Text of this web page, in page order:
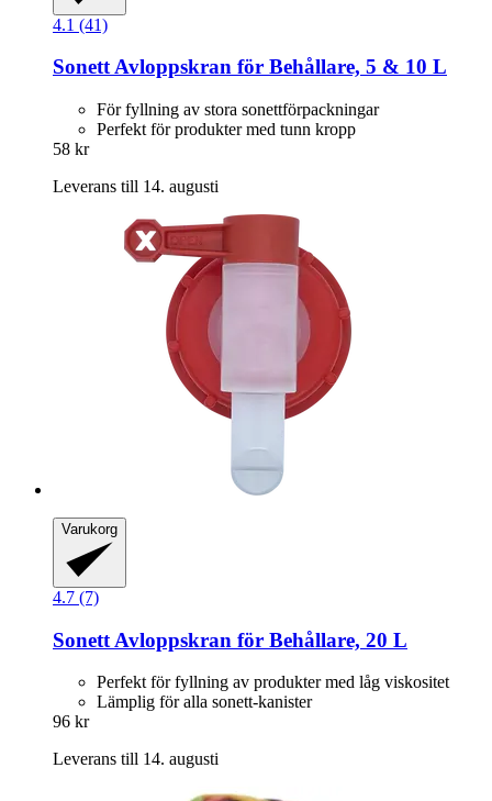
4.1 (41)
SonettAvloppskran för Behållare, 5 & 10 L
För fyllning av stora sonettförpackningar
Perfekt för produkter med tunn kropp
58 kr
Leverans till 14. augusti
Varukorg
4.7 (7)
Sonett Avloppskran för Behållare, 20 L
Perfekt för fyllning av produkter med låg viskositet
Lämplig för alla sonett-kanister
96 kr
Leverans till 14. augusti